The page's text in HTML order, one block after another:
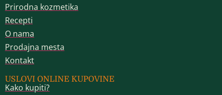
Prirodna kozmetika
Recepti
O nama
Prodajna mesta
Kontakt
USLOVI ONLINE KUPOVINE
Kako kupiti?